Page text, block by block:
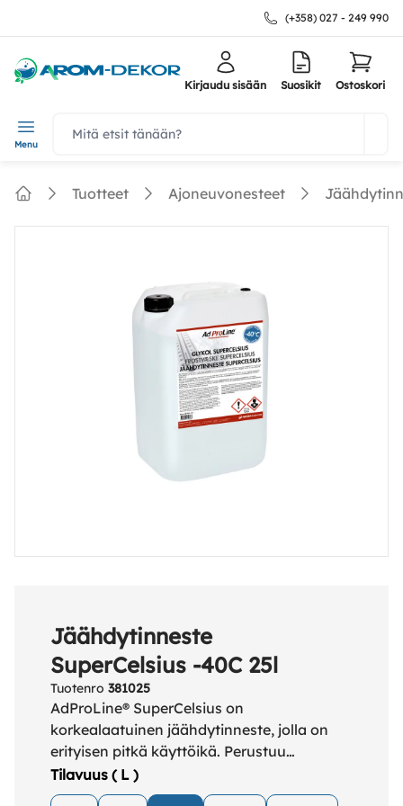
(+358) 027 - 249 990
Menu
Kirjaudu sisään Suosikit Ostoskori
Tuotteet Ajoneuvonesteet
Jäähdytinneste
SuperCelsius -40C 25l
Tuotenro 381025
AdProLine® SuperCelsius on
korkealaatuinen jäähdytinneste, jolla on
erityisen pitkä käyttöikä. Perustuu
orgaanista happoa sisältävään
inhibiittoripakettiin.
Tilavuus ( L )